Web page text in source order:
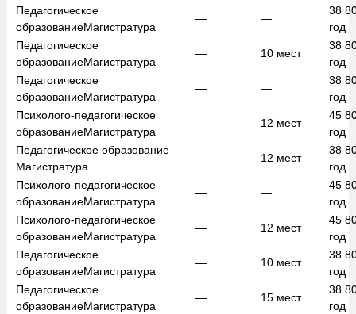
Педагогическое
образованиеМагистратура
— —
38
год
Педагогическое
образованиеМагистратура
— 10 мест
38
год
Педагогическое
образованиеМагистратура
— —
38
год
Психолого-педагогическое
образованиеМагистратура
— 12 мест
45
год
Педагогическое образование
Магистратура
— 12 мест
38
год
Психолого-педагогическое
образованиеМагистратура
— —
45
год
Психолого-педагогическое
образованиеМагистратура
— 12 мест
45
год
Педагогическое
образованиеМагистратура
— 10 мест
38
год
Педагогическое
образованиеМагистратура
— 15 мест
38
год